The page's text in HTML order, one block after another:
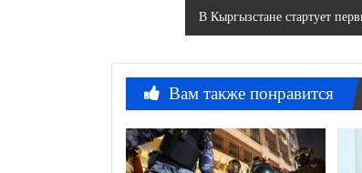
В Кыргызстане стартует
Вам также понравится